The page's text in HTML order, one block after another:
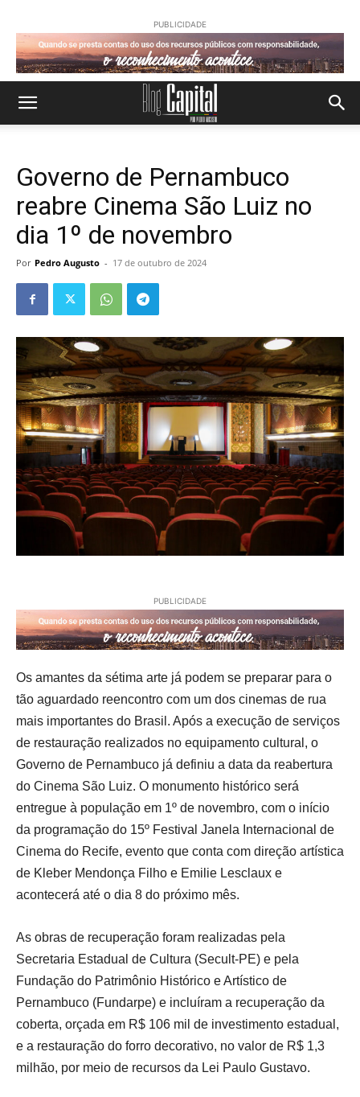
PUBLICIDADE
Governo de Pernambuco
reabre Cinema São Luiz no
dia 1º de novembro
Por Pedro Augusto - 17 de outubro de 2024
PUBLICIDADE
Os amantes da sétima arte já podem se preparar para o
tão aguardado reencontro com um dos cinemas de rua
mais importantes do Brasil. Após a execução de serviços
de restauração realizados no equipamento cultural, o
Governo de Pernambuco já definiu a data da reabertura
do Cinema São Luiz. O monumento histórico será
entregue à população em 1º de novembro, com o início
da programação do 15º Festival Janela Internacional de
Cinema do Recife, evento que conta com direção artística
de Kleber Mendonça Filho e Emilie Lesclaux e
acontecerá até o dia 8 do próximo mês.
As obras de recuperação foram realizadas pela
Secretaria Estadual de Cultura (Secult-PE) e pela
Fundação do Patrimônio Histórico e Artístico de
Pernambuco (Fundarpe) e incluíram a recuperação da
coberta, orçada em R$ 106 mil de investimento estadual,
e a restauração do forro decorativo, no valor de R$ 1,3
milhão, por meio de recursos da Lei Paulo Gustavo.